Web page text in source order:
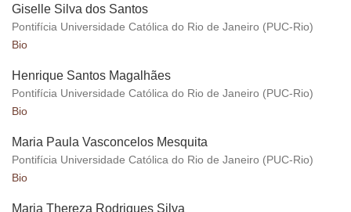
Giselle Silva dos Santos
Pontifícia Universidade Católica do Rio de Janeiro (PUC-Rio)
Bio
Henrique Santos Magalhães
Pontifícia Universidade Católica do Rio de Janeiro (PUC-Rio)
Bio
Maria Paula Vasconcelos Mesquita
Pontifícia Universidade Católica do Rio de Janeiro (PUC-Rio)
Bio
Maria Thereza Rodrigues Silva